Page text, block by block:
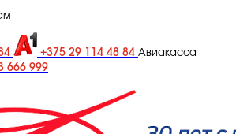
+375 29 114 48 84 Авиакасса
666 999